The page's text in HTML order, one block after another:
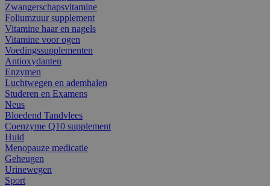
Zwangerschapsvitamine
Foliumzuur supplement
Vitamine haar en nagels
Vitamine voor ogen
Voedingssupplementen
Antioxydanten
Enzymen
Luchtwegen en ademhalen
Studeren en Examens
Neus
Bloedend Tandvlees
Coenzyme Q10 supplement
Huid
Menopauze medicatie
Geheugen
Urinewegen
Sport